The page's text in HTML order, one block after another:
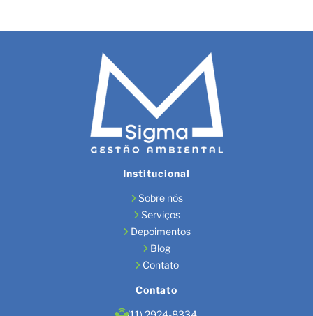
Institucional
Sobre nós
Serviços
Depoimentos
Blog
Contato
Contato